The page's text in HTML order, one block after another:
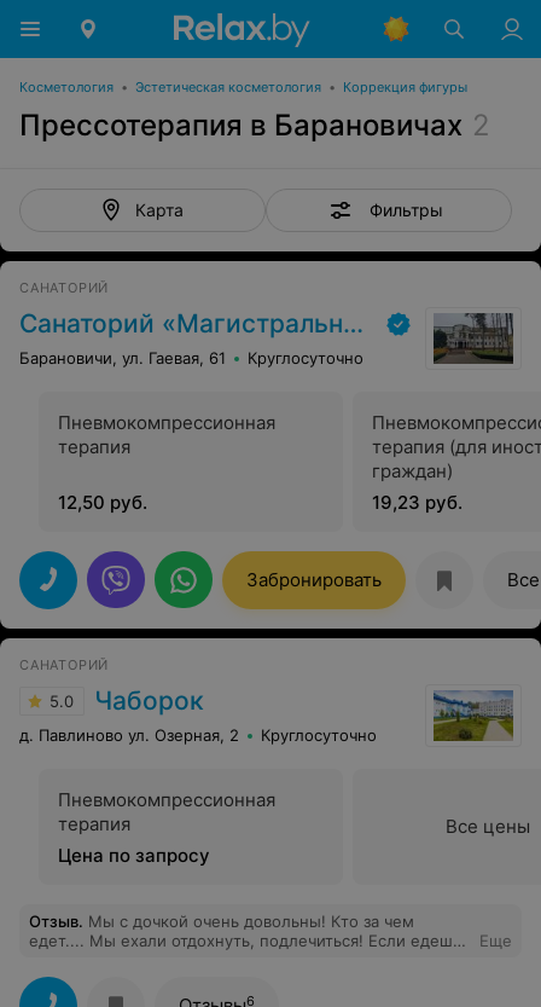
Косметология • Эстетическая косметология • Коррекция фигуры
Прессотерапия в Барановичах 2
Карта Фильтры
САНАТОРИЙ
Санаторий «Магистральный»
Барановичи, ул. Гаевая, 61 Круглосуточно
Пневмокомпрессионная
терапия
12,50 руб.
терапия (для
граждан)
19,23 руб.
Забронировать
САНАТОРИЙ
5.0 Чаборок
д. Павлиново ул. Озерная, 2 Круглосуточно
Пневмокомпрессионная
терапия
Цена по запросу
Все цены
Отзыв. Мы с дочкой очень довольны! Кто за чем
едет.... Мы ехали отдохнуть, подлечиться! Если едешь
ехали без претензий, поэтому все классно! Без ума от
медсестёр грязелечения и гидромассажа
Еще
6